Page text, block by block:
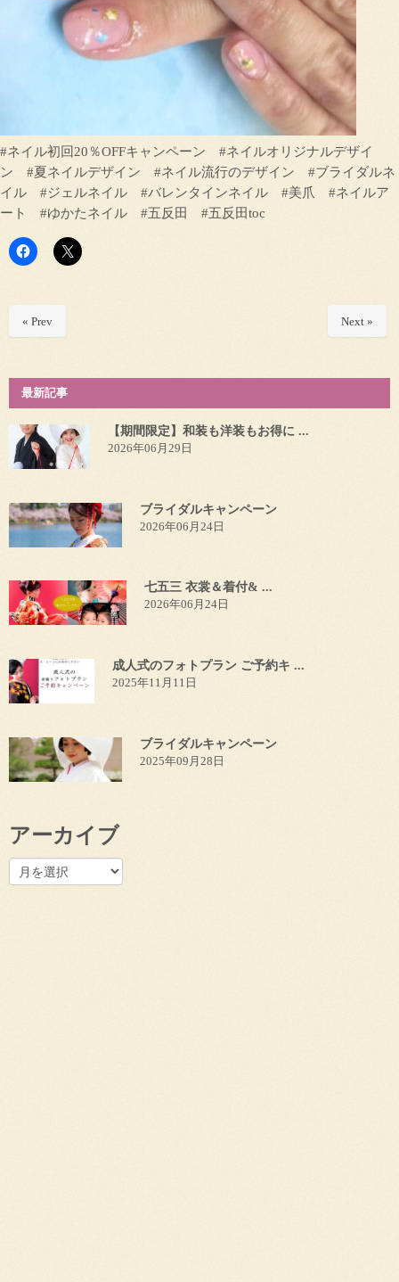
#ネイル初回20％OFFキャンペーン #ネイルオリジナルデザイ
ン #夏ネイルデザイン #ネイル流行のデザイン #ブライダルネ
イル #ジェルネイル #バレンタインネイル #美爪 #ネイルア
ート #ゆかたネイル #五反田 #五反田toc
« Prev Next »
最新記事
【期間限定】和装も洋装もお得に ...
2026年06月29日
ブライダルキャンペーン
2026年06月24日
七五三 衣裳＆着付& ...
2026年06月24日
成人式のフォトプラン ご予約キ ...
2025年11月11日
ブライダルキャンペーン
2025年09月28日
アーカイブ